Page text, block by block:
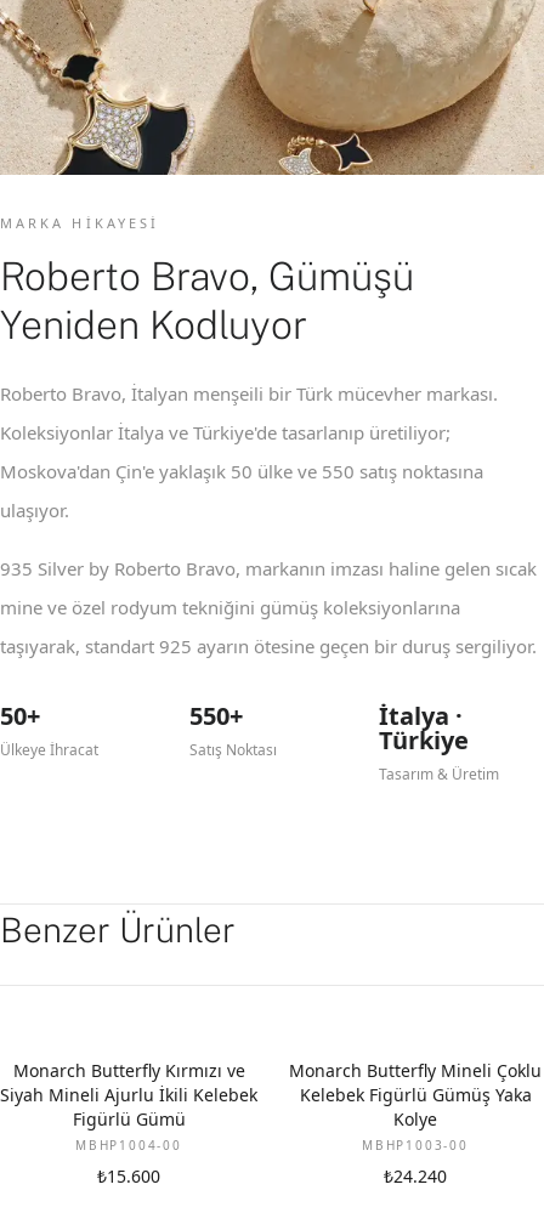
MARKA HIKAYESI
Roberto Bravo, Gümüşü
Yeniden Kodluyor
Roberto Bravo, İtalyan menşeili bir Türk mücevher markası.
Koleksiyonlar İtalya ve Türkiye'de tasarlanıp üretiliyor;
Moskova'dan Çin'e yaklaşık 50 ülke ve 550 satış noktasına
ulaşıyor.
935 Silver by Roberto Bravo, markanın imzası haline gelen sıcak
mine ve özel rodyum tekniğini gümüş koleksiyonlarına
taşıyarak, standart 925 ayarın ötesine geçen bir duruş sergiliyor.
50+
Ülkeye İhracat
550+
Satış Noktası
İtalya ·
Türkiye
Tasarım & Üretim
Benzer Ürünler
Monarch Butterfly Kırmızı ve
Siyah Mineli Ajurlu İkili Kelebek
Figürlü Gümü
MBHP1004-00
₺15.600
Monarch Butterfly Mineli Çoklu
Kelebek Figürlü Gümüş Yaka
Kolye
MBHP1003-00
₺24.240